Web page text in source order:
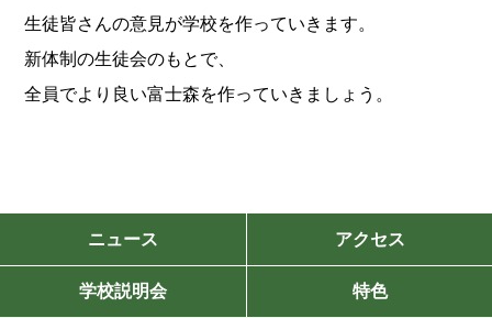
生徒皆さんの意見が学校を作っていきます。
新体制の生徒会のもとで、
全員でより良い富士森を作っていきましょう。
ニュース アクセス
学校説明会 特色